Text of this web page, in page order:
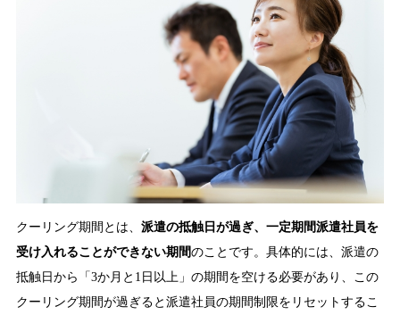
クーリング期間とは、 派遣の抵触日が過ぎ、一定期間派遣社員を
受け入れることができない期間のことです。具体的には、派遣の
抵触日から「3か月と1日以上」の期間を空ける必要があり、この
クーリング期間が過ぎると派遣社員の期間制限をリセットするこ